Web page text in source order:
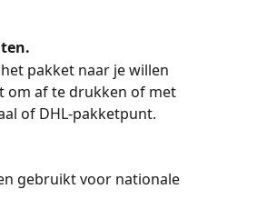
pakket naar je willen
om af te drukken of met
of DHL-pakketpunt.
gebruikt voor nationale